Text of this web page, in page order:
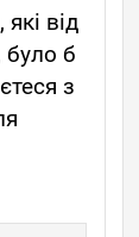
від
б
з